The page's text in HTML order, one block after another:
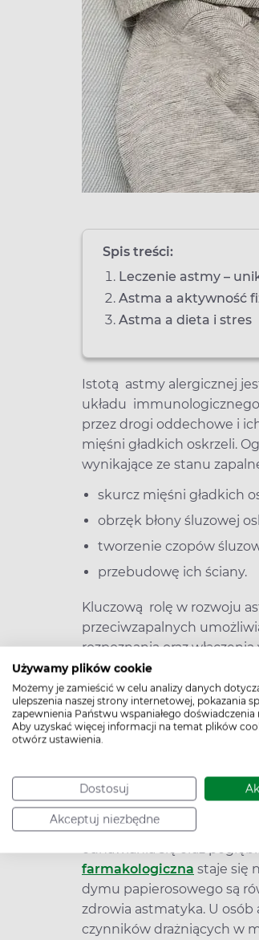
Używamy plików cookie
Możemy je zamieścić w celu analizy danych
ulepszenia naszej strony internetowej, pokazania
zapewnienia Państwu wspaniałego
Aby uzyskać więcej informacji na temat plików
otwórz ustawienia.
Dostosuj
Akceptuj niezbędne
Spis treści:
Leczenie astmy –
Astma a aktywność
Astma a dieta i stres
Istotą astmy alergicznej
układu
przez drogi oddechowe i
mięśni gładkich oskrzeli.
wynikające ze stanu
skurcz mięśni gładkich
obrzęk błony śluzowej
tworzenie czopów
przebudowę ich ściany.
Kluczową rolę w rozwoju
przeciwzapalnych
rozpoznania oraz
procesie terapeutycznym.
ale też odpowiedni tryb
>>Odczulanie jako terapia
Leczenie astmy –
Każdy astmatyk powinien
czynniki nasilające bądź
wyniku drażnienia dróg
odnawiania się oraz
farmakologiczna staje się
dymu papierosowego są
zdrowia astmatyka. U
czynników drażniących w